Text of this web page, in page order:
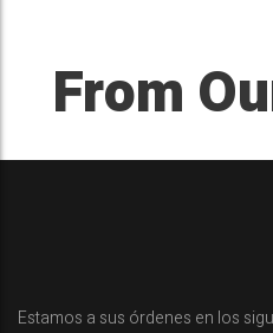
From
Estamos a sus órdenes en los